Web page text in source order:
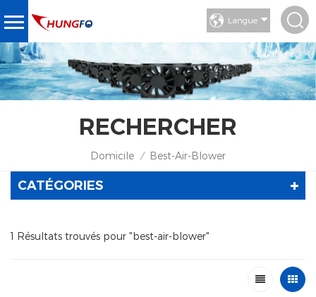
Langue
RECHERCHER
Domicile / Best-Air-Blower
CATÉGORIES
1 Résultats trouvés pour "best-air-blower"